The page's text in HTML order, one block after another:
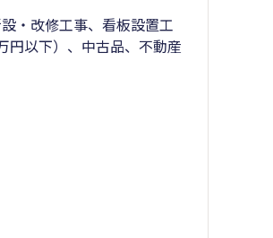
・改修工事、看板設置工
円以下）、中古品、不動産